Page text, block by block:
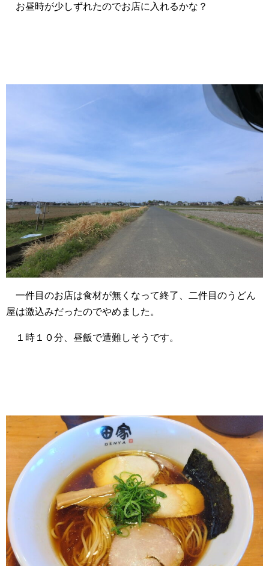
お昼時が少しずれたのでお店に入れるかな？
一件目のお店は食材が無くなって終了、二件目のうどん
屋は激込みだったのでやめました。
１時１０分、昼飯で遭難しそうです。